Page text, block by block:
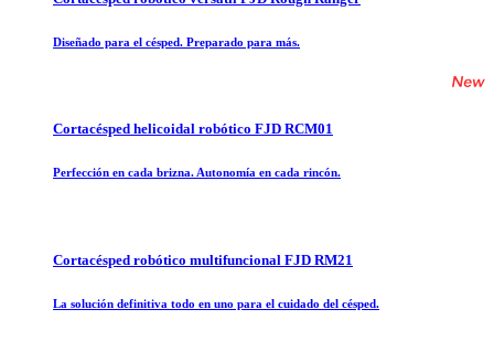
Diseñado para el césped. Preparado para más.
Cortacésped helicoidal robótico FJD RCM01
Perfección en cada brizna. Autonomía en cada rincón.
Cortacésped robótico multifuncional FJD RM21
La solución definitiva todo en uno para el cuidado del césped.